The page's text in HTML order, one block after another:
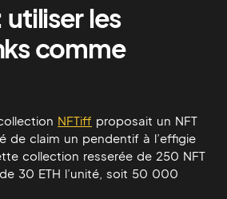
les
comme
NFTiff proposait un NFT
de claim un pendentif à l’effigie
collection resserée de 250 NFT
30 ETH l’unité, soit 50 000